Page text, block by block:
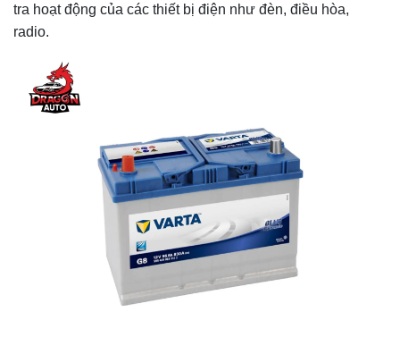
tra hoạt động của các thiết bị điện như đèn, điều hòa,
radio.